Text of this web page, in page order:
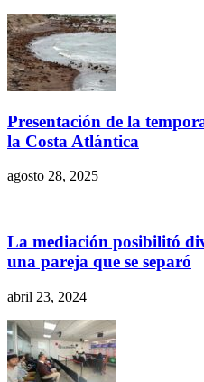
Presentación de la
la Costa Atlántica
agosto 28, 2025
La mediación posibilitó
una pareja que se separó
abril 23, 2024